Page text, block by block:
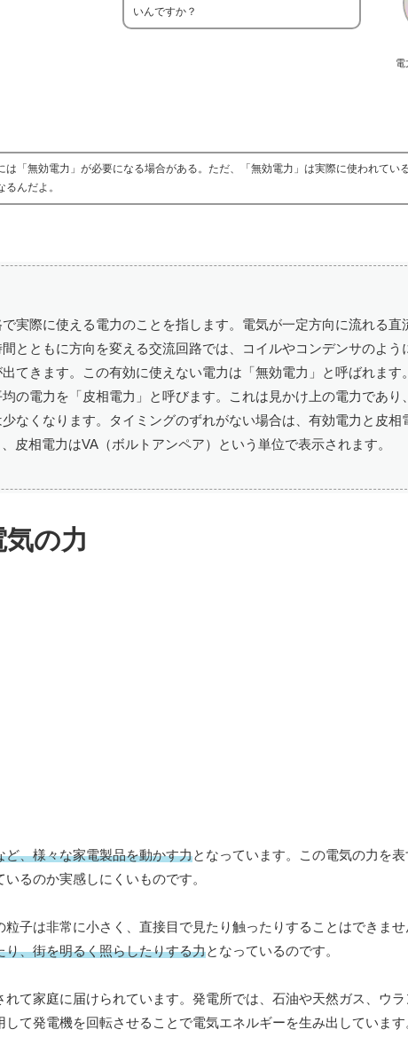
電
いんですか？
「無効電力」が必要になる場合がある。ただ、「無効電力」は実際に使われてい
んだよ。
実際に使える電力のことを指します。電気が一定方向に流れる直
とともに方向を変える交流回路では、コイルやコンデンサのよう
てきます。この有効に使えない電力は「無効電力」と呼ばれます
の電力を「皮相電力」と呼びます。これは見かけ上の電力であり
なくなります。タイミングのずれがない場合は、有効電力と皮相
皮相電力はVA（ボルトアンペア）という単位で表示されます。
気の力
、様々な家電製品を動かす力となっています。この電気の力を
るのか実感しにくいものです。
子は非常に小さく、直接目で見たり触ったりすることはできま
、街を明るく照らしたりする力となっているのです。
て家庭に届けられています。発電所では、石油や天然ガス、ウ
て発電機を回転させることで電気エネルギーを生み出しています